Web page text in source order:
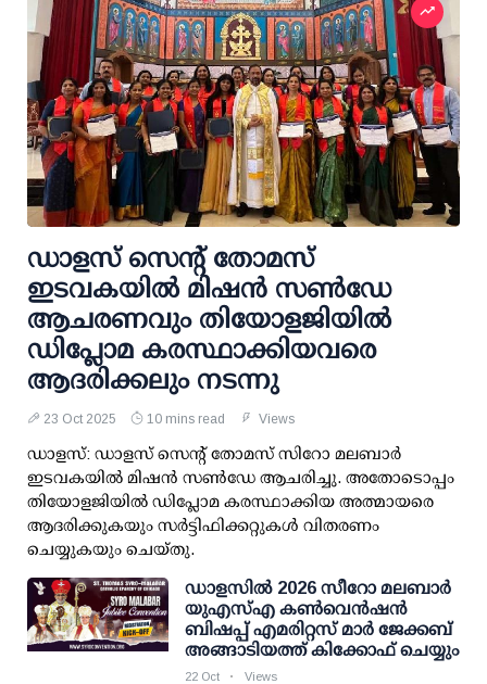
ഡാളസ് സെന്റ് തോമസ്
ഇടവകയിൽ മിഷൻ സൺഡേ
ആചരണവും തിയോളജിയിൽ
ഡിപ്ലോമ കരസ്ഥാക്കിയവരെ
ആദരിക്കലും നടന്നു
23 Oct 2025 10 mins read Views
ഡാളസ്: ഡാളസ് സെന്റ് തോമസ് സിറോ മലബാർ
ഇടവകയിൽ മിഷൻ സൺഡേ ആചരിച്ചു. അതോടൊപ്പം
തിയോളജിയിൽ ഡിപ്ലോമ കരസ്ഥാക്കിയ അത്മായരെ
ആദരിക്കുകയും സർട്ടിഫിക്കറ്റുകൾ വിതരണം
ചെയ്യുകയും ചെയ്തു.
ഡാളസിൽ 2026 സീറോ മലബാർ
യുഎസ്എ കൺവെൻഷൻ
ബിഷപ്പ് എമരിറ്റസ് മാർ ജേക്കബ്
അങ്ങാടിയത്ത് കിക്കോഫ് ചെയ്യും
22 Oct Views